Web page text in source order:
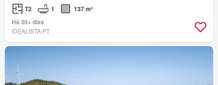
T2 1
137 m²
Há 30+ dias
IDEALISTA.PT